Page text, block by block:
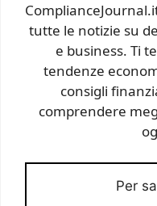
tutte le notizie su
e business. Ti
tendenze
consigli
comprendere
Per